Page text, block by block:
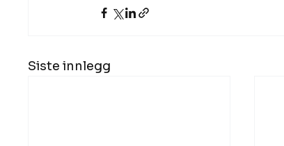
Siste innlegg